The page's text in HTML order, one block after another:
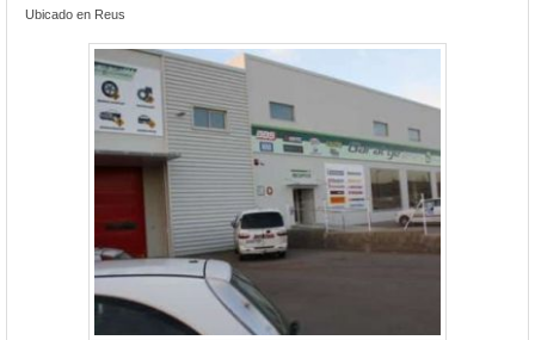
Ubicado en Reus